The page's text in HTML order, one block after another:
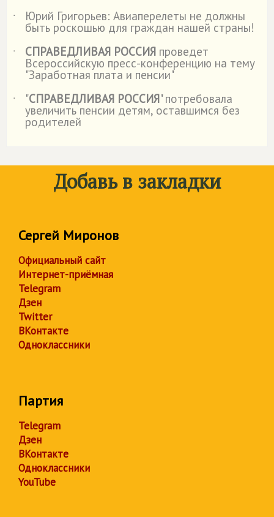
˙
Юрий Григорьев: Авиаперелеты не должны
быть роскошью для граждан нашей страны!
˙
СПРАВЕДЛИВАЯ РОССИЯ проведет
Всероссийскую пресс-конференцию на тему
"Заработная плата и пенсии"
˙
"СПРАВЕДЛИВАЯ РОССИЯ" потребовала
увеличить пенсии детям, оставшимся без
родителей
Добавь в закладки
Сергей Миронов
Официальный сайт
Интернет-приёмная
Telegram
Дзен
Twitter
ВКонтакте
Одноклассники
Партия
Telegram
Дзен
ВКонтакте
Одноклассники
YouTube